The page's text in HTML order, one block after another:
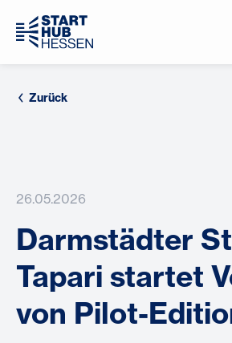
Zurück
26.05.2026
Darmstädter
Tapari startet
von Pilot-